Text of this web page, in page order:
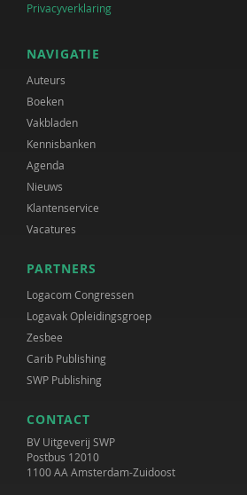
Privacyverklaring
NAVIGATIE
Auteurs
Boeken
Vakbladen
Kennisbanken
Agenda
Nieuws
Klantenservice
Vacatures
PARTNERS
Logacom Congressen
Logavak Opleidingsgroep
Zesbee
Carib Publishing
SWP Publishing
CONTACT
BV Uitgeverij SWP
Postbus 12010
1100 AA Amsterdam-Zuidoost